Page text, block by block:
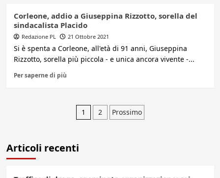
Corleone, addio a Giuseppina Rizzotto, sorella del
sindacalista Placido
Redazione PL 21 Ottobre 2021
Si è spenta a Corleone, all'età di 91 anni, Giuseppina
Rizzotto, sorella più piccola - e unica ancora vivente -...
Per saperne di più
Paginazione
articoli
1 2 Prossimo
Articoli recenti